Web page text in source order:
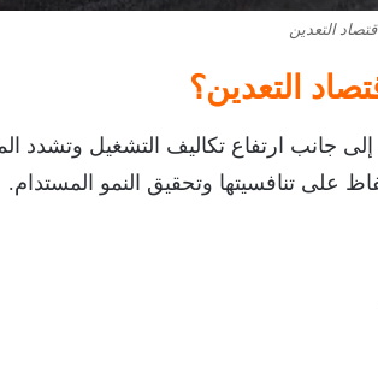
التعدين
التعدين؟
جانب ارتفاع تكاليف التشغيل وتشدد
على تنافسيتها وتحقيق النمو المستدام.